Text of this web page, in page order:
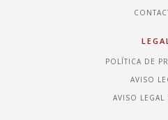
POLÍTICA DE
AVISO
AVISO LEGAL